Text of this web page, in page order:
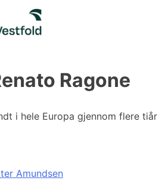
Ragone
i hele Europa gjennom flere
Amundsen